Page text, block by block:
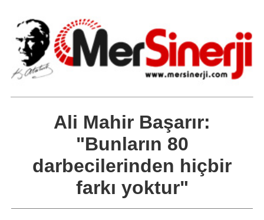
Ali Mahir Başarır:
"Bunların 80
darbecilerinden hiçbir
farkı yoktur"